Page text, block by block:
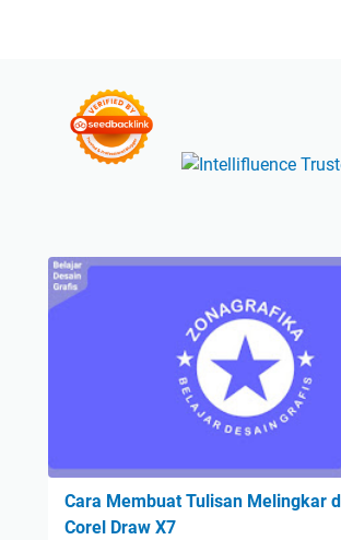
Cara Membuat Tulisan Melingkar
Corel Draw X7